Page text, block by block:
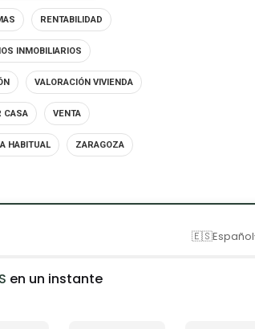
RENTABILIDAD
INMOBILIARIOS
VALORACIÓN VIVIENDA
CASA VENTA
HABITUAL ZARAGOZA
🇪🇸Español
en un instante